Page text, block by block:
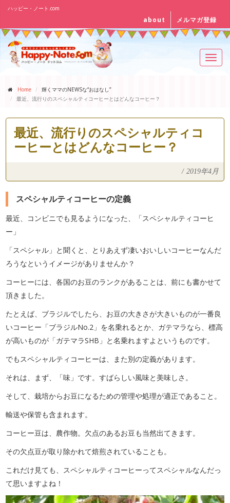
ハッピー・ノート.com
about メルマガ登録
Home
輝くママのNEWSな“おはなし”
最近、流行りのスペシャルティコーヒーとはどんなコーヒー？
最近、流行りのスペシャルティコ
ーヒーとはどんなコーヒー？
/ 2019年4月
スペシャルティコーヒーの定義
最近、コンビニでも見るようになった、「スペシャルティコーヒ
ー」
「スペシャル」と聞くと、とりあえず凄いおいしいコーヒーなんだ
ろうなというイメージがありませんか？
コーヒーには、各国のお豆のランクがあることは、前にも書かせて
頂きました。
たとえば、ブラジルでしたら、お豆の大きさが大きいものが一番良
いコーヒー「ブラジルNo.2」を名乗れるとか、ガテマラなら、標高
が高いものが「ガテマラSHB」と名乗れますよというものです。
でもスペシャルティコーヒーは、また別の定義があります。
それは、まず、「味」です。すばらしい風味と美味しさ。
そして、栽培からお豆になるための管理や処理が適正であること。
輸送や保管も含まれます。
コーヒー豆は、農作物。欠点のあるお豆も当然出てきます。
その欠点豆が取り除かれて焙煎されていることも。
これだけ見ても、スペシャルティコーヒーってスペシャルなんだっ
て思いますよね！